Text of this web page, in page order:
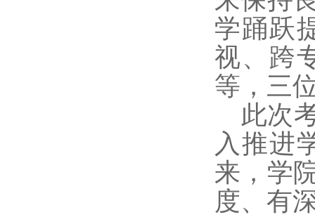
学踊跃
视、跨
等，三
此次
入推进
来，学
度、有